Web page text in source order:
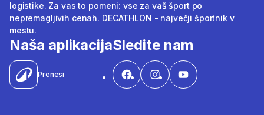
logistike. Za vas to pomeni: vse za vaš šport po
nepremagljivih cenah. DECATHLON - največji športnik v
mestu.
Naša aplikacija
Prenesi
Sledite nam